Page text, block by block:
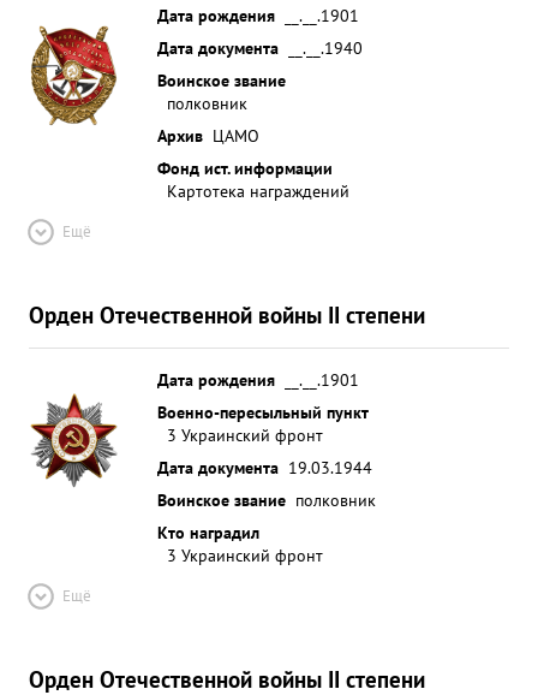
Дата рождения
__.__.1901
Дата документа
__.__.1940
Воинское звание
полковник
Архив ЦАМО
Фонд ист. информации
Картотека награждений
Ещё
Орден Отечественной войны II степени
Дата рождения
__.__.1901
Военно-пересыльный пункт
3 Украинский фронт
Дата документа 19.03.1944
Воинское звание полковник
Кто наградил
3 Украинский фронт
Ещё
Орден Отечественной войны II степени